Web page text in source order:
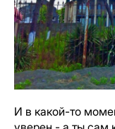
И в какой-то